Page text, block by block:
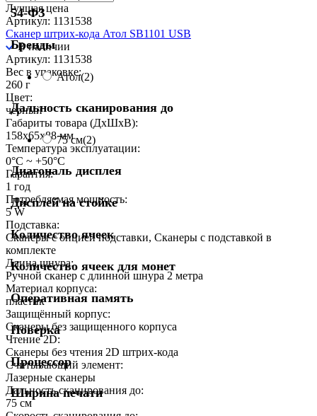
54-ФЗ
Бренды
Атол(2)
Дальность сканирования до
75 см(2)
Диагональ дисплея
Дисплей на стойке
Количество ячеек
Количество ячеек для монет
Оперативная память
Поверка
Процессор
Ширина печати
Лучшая цена
Артикул: 1131538
Сканер штрих-кода Атол SB1101 USB
В наличии
Артикул: 1131538
Вес в упаковке:
260 г
Цвет:
черный
Габариты товара (ДxШxВ):
158x65x88 мм
Температура эксплуатации:
0°C ~ +50°C
Гарантия:
1 год
Потребляемая мощность:
5 W
Подставка:
Сканеры с опцией подставки, Сканеры с подставкой в
комплекте
Длина шнура:
Ручной сканер с длинной шнура 2 метра
Материал корпуса:
пластик
Защищённый корпус:
Сканеры без защищенного корпуса
Чтение 2D:
Сканеры без чтения 2D штрих-кода
Считывающий элемент:
Лазерные сканеры
Дальность сканирования до:
75 см